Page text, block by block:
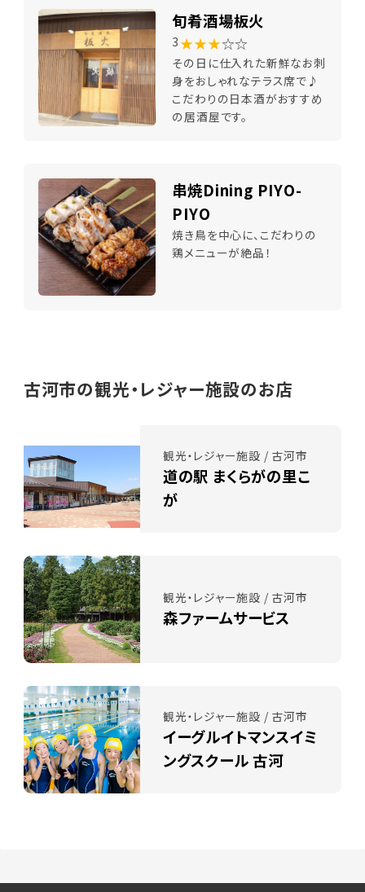
旬肴酒場板火
3 ★★★☆☆
その日に仕入れた新鮮なお刺
身をおしゃれなテラス席で♪
こだわりの日本酒がおすすめ
の居酒屋です。
串焼Dining PIYO-
PIYO
焼き鳥を中心に、こだわりの
鶏メニューが絶品！
古河市の観光・レジャー施設のお店
観光・レジャー施設 / 古河市
道の駅 まくらがの里こ
が
観光・レジャー施設 / 古河市
森ファームサービス
観光・レジャー施設 / 古河市
イーグルイトマンスイミ
ングスクール 古河